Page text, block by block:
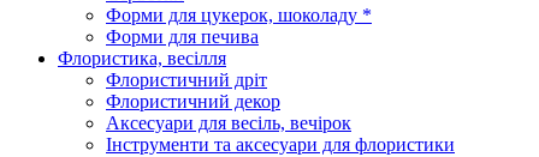
Форми для цукерок, шоколаду *
Форми для печива
Флористика, весілля
Флористичний дріт
Флористичний декор
Аксесуари для весіль, вечірок
Інструменти та аксесуари для флористики